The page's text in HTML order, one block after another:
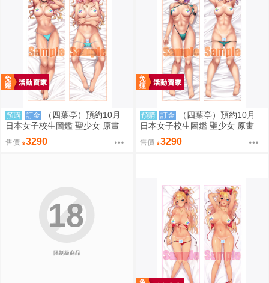
預購 訂金
（四葉亭）預約10月
日本女子校生圖鑑 聖少女 原畫
壬生川ほのか 日曬ver 抱枕套 08
26
售價 3290
預購 訂金
（四葉亭）預約10月
日本女子校生圖鑑 聖少女 原畫
常磐るり 日曬ver 抱枕套 0826
售價 3290
限制級商品
18